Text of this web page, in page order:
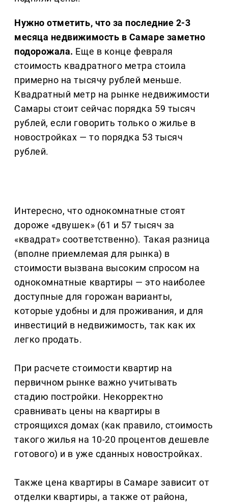
Нужно отметить, что за последние 2-3
месяца недвижимость в Самаре заметно
подорожала. Еще в конце февраля
стоимость квадратного метра стоила
примерно на тысячу рублей меньше.
Квадратный метр на рынке недвижимости
Самары стоит сейчас порядка 59 тысяч
рублей, если говорить только о жилье в
новостройках — то порядка 53 тысяч
рублей.
Интересно, что однокомнатные стоят
дороже «двушек» (61 и 57 тысяч за
«квадрат» соответственно). Такая разница
(вполне приемлемая для рынка) в
стоимости вызвана высоким спросом на
однокомнатные квартиры — это наиболее
доступные для горожан варианты,
которые удобны и для проживания, и для
инвестиций в недвижимость, так как их
легко продать.
При расчете стоимости квартир на
первичном рынке важно учитывать
стадию постройки. Некорректно
сравнивать цены на квартиры в
строящихся домах (как правило, стоимость
такого жилья на 10-20 процентов дешевле
готового) и в уже сданных новостройках.
Также цена квартиры в Самаре зависит от
отделки квартиры, а также от района,